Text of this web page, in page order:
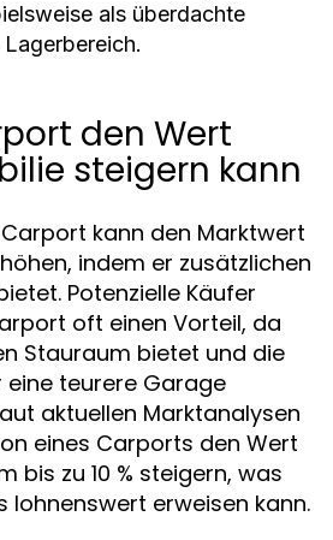
als überdachte
den Wert
steigern kann
kann den Marktwert
indem er zusätzlichen
Potenzielle Käufer
oft einen Vorteil, da
Stauraum bietet und die
teurere Garage
aktuellen Marktanalysen
eines Carports den Wert
bis zu 10 % steigern, was
lohnenswert erweisen kann.